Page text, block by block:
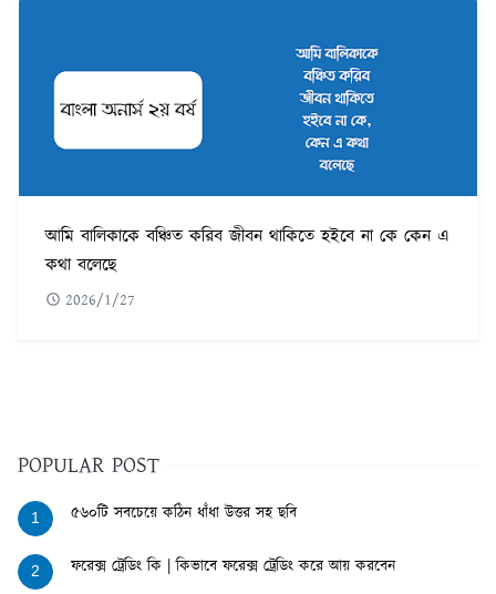
আমি বালিকাকে বঞ্চিত করিব জীবন থাকিতে হইবে না কে কেন এ
কথা বলেছে
2026/1/27
POPULAR POST
1 ৫৬০টি সবচেয়ে কঠিন ধাঁধা উত্তর সহ ছবি
2 ফরেক্স ট্রেডিং কি | কিভাবে ফরেক্স ট্রেডিং করে আয় করবেন